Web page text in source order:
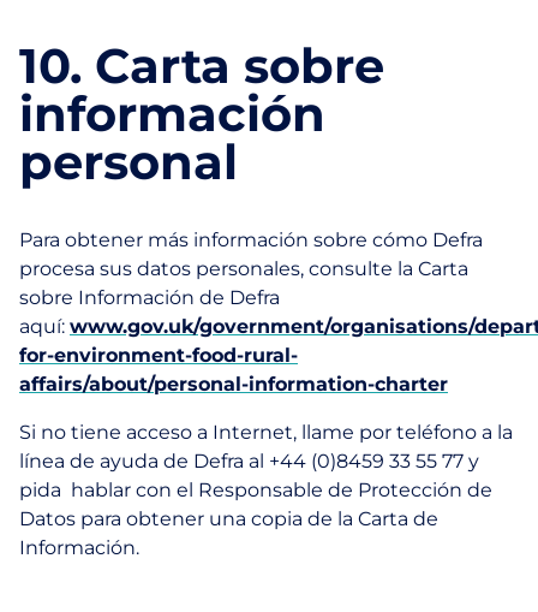
10. Carta sobre
información
personal
Para obtener más información sobre cómo Defra
procesa sus datos personales, consulte la Carta
sobre Información de Defra
aquí: www.gov.uk/government/organisations/
for-environment-food-rural-
affairs/about/personal-information-charter
Si no tiene acceso a Internet, llame por teléfono a la
línea de ayuda de Defra al +44 (0)8459 33 55 77 y
pida hablar con el Responsable de Protección de
Datos para obtener una copia de la Carta de
Información.